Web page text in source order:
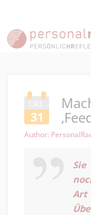
Okt.
31
Author:
Sie
Art